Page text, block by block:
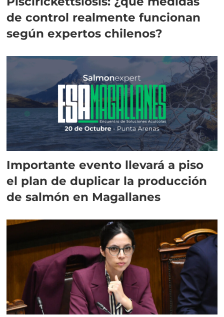
de control realmente funcionan
según expertos chilenos?
Importante evento llevará a piso
el plan de duplicar la producción
de salmón en Magallanes